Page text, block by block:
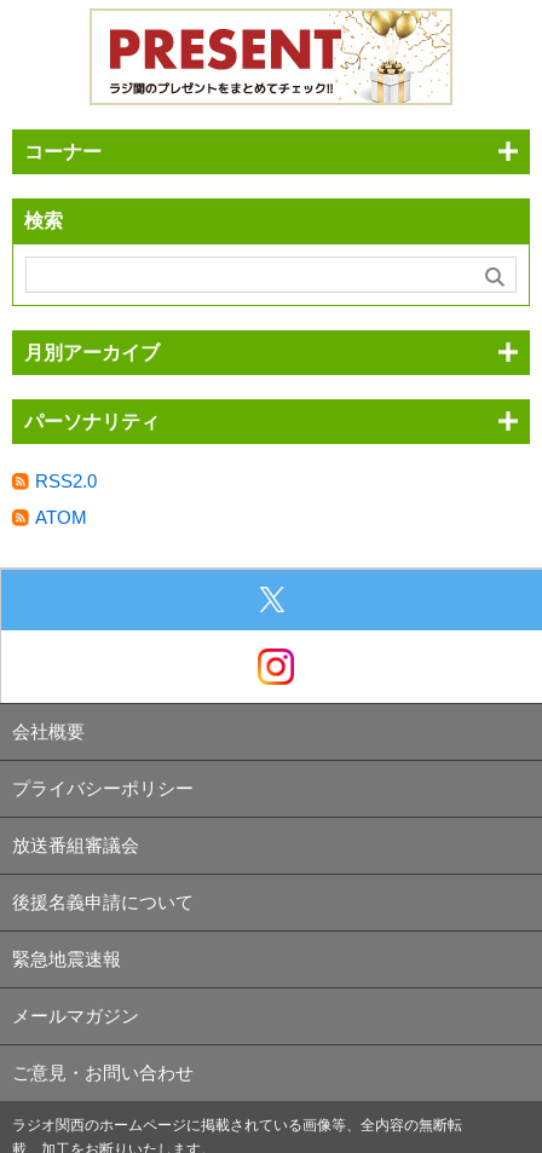
コーナー
検索
月別アーカイブ
パーソナリティ
RSS2.0
ATOM
会社概要
プライバシーポリシー
放送番組審議会
後援名義申請について
緊急地震速報
メールマガジン
ご意見・お問い合わせ
ラジオ関西のホームページに掲載されている画像等、全内容の無断転
載、加工をお断りいたします。